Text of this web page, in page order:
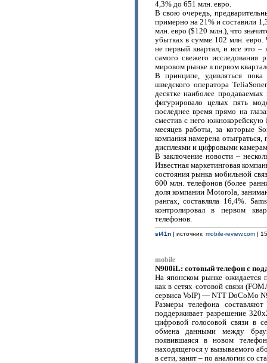
4,3% до 651 млн. евро.
В свою очередь,
примерно на 21% и составили
млн. евро ($120 млн.), что
убытках в сумме 102 млн.
не первый квартал, и все это
самого свежего
мировом рынке в первом
В принципе, удивляться
шведского оператора
десятке наиболее
фигурировало целых пять
последнее время прямо на
сместив с него
месяцев работы, за которые
компания намерена
дисплеями и цифровыми
В заключение новости –
Известная маркетинговая
состояния рынка мобильной
600 млн. телефонов (более
доля компании Motorola,
рангах, составляла 16,4%.
контролировал в первом
телефонов.
st41n| источник: mobile-review.com|
mobile
N900iL: сотовый телефон с
На японском рынке ожидается
как в сетях сотовой связи
сервиса VoIP) — NTT DoCoMo
Размеры телефона
поддерживает разрешение
цифровой голосовой связи в
обмена данными между
появившаяся в новом
находящегося у вызываемого
в сети, занят – по аналогии со